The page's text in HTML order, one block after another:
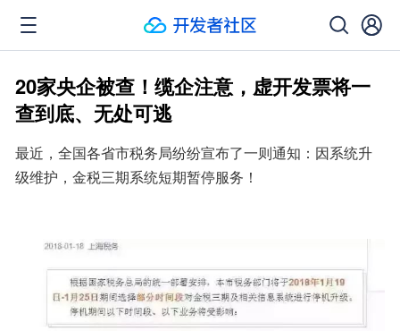
20家央企被查！缆企注意，虚开发票将一
查到底、无处可逃
最近，全国各省市税务局纷纷宣布了一则通知：因系统升
级维护，金税三期系统短期暂停服务！